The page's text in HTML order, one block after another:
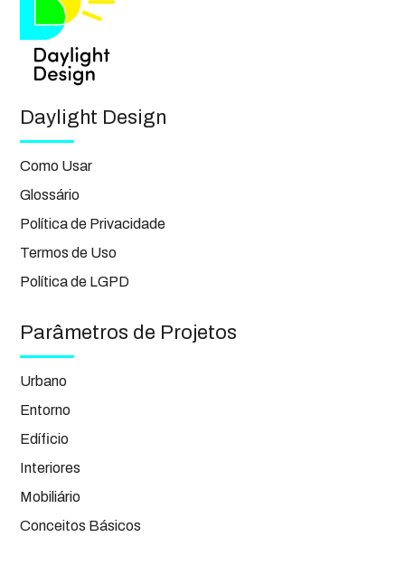
Daylight Design
Como Usar
Glossário
Política de Privacidade
Termos de Uso
Política de LGPD
Parâmetros de Projetos
Urbano
Entorno
Edíficio
Interiores
Mobiliário
Conceitos Básicos